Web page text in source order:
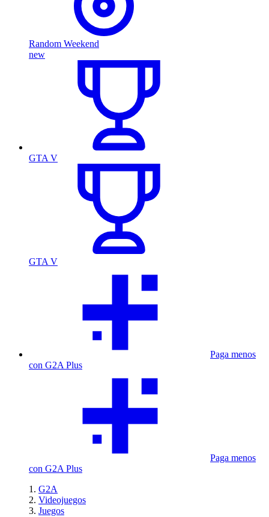
Random Weekend
new
GTA V
GTA V
Paga menos
con G2A Plus
Paga menos
con G2A Plus
G2A
Videojuegos
Juegos